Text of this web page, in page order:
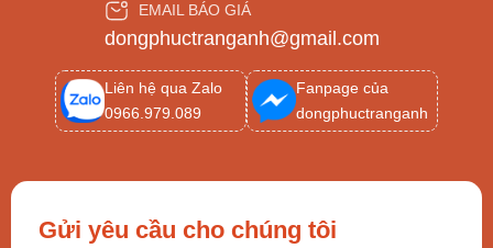
BÁO GIÁ NGAY
Phản hồi trong 24h
EMAIL BÁO GIÁ
dongphuctranganh@gmail.com
Liên hệ qua Zalo
0966.979.089
Fanpage của
dongphuctranganh
Gửi yêu cầu cho chúng tôi